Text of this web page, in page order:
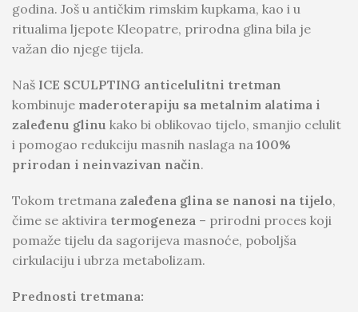
godina. Još u antičkim rimskim kupkama, kao i u
ritualima ljepote Kleopatre, prirodna glina bila je
važan dio njege tijela.
Naš ICE SCULPTING anticelulitni tretman
kombinuje maderoterapiju sa metalnim alatima i
zaleđenu glinu kako bi oblikovao tijelo, smanjio celulit
i pomogao redukciju masnih naslaga na 100%
prirodan i neinvazivan način.
Tokom tretmana zaleđena glina se nanosi na tijelo,
čime se aktivira termogeneza – prirodni proces koji
pomaže tijelu da sagorijeva masnoće, poboljša
cirkulaciju i ubrza metabolizam.
Prednosti tretmana: